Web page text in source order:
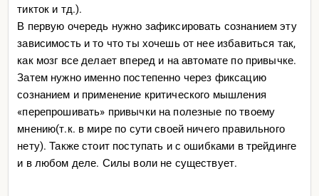
тикток и тд.).
В первую очередь нужно зафиксировать сознанием эту
зависимость и то что ты хочешь от нее избавиться так,
как мозг все делает вперед и на автомате по привычке.
Затем нужно именно постепенно через фиксацию
сознанием и применение критического мышления
«перепрошивать» привычки на полезные по твоему
мнению(т.к. в мире по сути своей ничего правильного
нету). Также стоит поступать и с ошибками в трейдинге
и в любом деле. Силы воли не существует.